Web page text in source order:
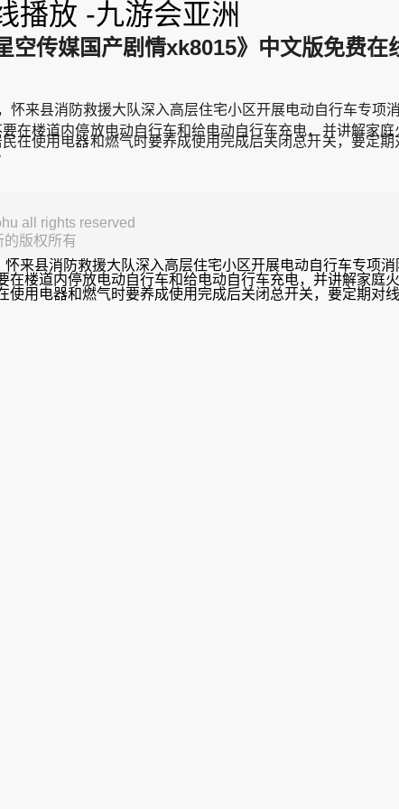
播放 -九游会亚洲
传媒国产剧情xk8015》中文版免费在
来县消防救援大队深入高层住宅小区开展电动自行车专项消
在楼道内停放电动自行车和给电动自行车充电，并讲解家
在使用电器和燃气时要养成使用完成后关闭总开关，要定
all rights reserved
的版权所有
来县消防救援大队深入高层住宅小区开展电动自行车专项消
楼道内停放电动自行车和给电动自行车充电，并讲解家庭
用电器和燃气时要养成使用完成后关闭总开关，要定期对